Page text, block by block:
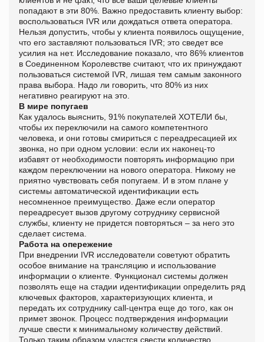
попадают в эти 80%. Важно предоставить клиенту выбор:
воспользоваться IVR или дождаться ответа оператора.
Нельзя допустить, чтобы у клиента появилось ощущение,
что его заставляют пользоваться IVR; это сведет все
усилия на нет. Исследование показало, что 86% клиентов
в Соединенном Королевстве считают, что их принуждают
пользоваться системой IVR, лишая тем самым законного
права выбора. Надо ли говорить, что 80% из них
негативно реагируют на это.
В мире попугаев
Как удалось выяснить, 91% покупателей ХОТЕЛИ бы,
чтобы их переключили на самого компетентного
человека, и они готовы смириться с переадресацией их
звонка, но при одном условии: если их наконец-то
избавят от необходимости повторять информацию при
каждом переключении на нового оператора. Никому не
приятно чувствовать себя попугаем. И в этом плане у
системы автоматической идентификации есть
несомненное преимущество. Даже если оператор
переадресует вызов другому сотруднику сервисной
службы, клиенту не придется повторяться – за него это
сделает система.
Работа на опережение
При внедрении IVR исследователи советуют обратить
особое внимание на трансляцию и использование
информации о клиенте. Функционал системы должен
позволять еще на стадии идентификации определить ряд
ключевых факторов, характеризующих клиента, и
передать их сотруднику call-центра еще до того, как он
примет звонок. Процесс подтверждения информации
лучше свести к минимальному количеству действий.
Только таким образом удастся свести количество